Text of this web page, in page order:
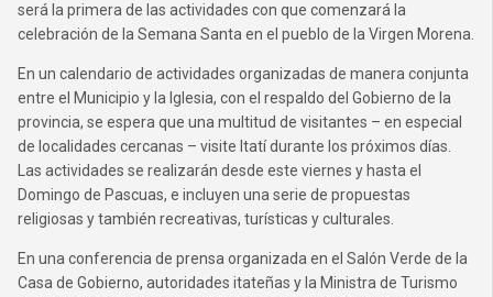
será la primera de las actividades con que comenzará la
celebración de la Semana Santa en el pueblo de la Virgen Morena.
En un calendario de actividades organizadas de manera conjunta
entre el Municipio y la Iglesia, con el respaldo del Gobierno de la
provincia, se espera que una multitud de visitantes – en especial
de localidades cercanas – visite Itatí durante los próximos días.
Las actividades se realizarán desde este viernes y hasta el
Domingo de Pascuas, e incluyen una serie de propuestas
religiosas y también recreativas, turísticas y culturales.
En una conferencia de prensa organizada en el Salón Verde de la
Casa de Gobierno, autoridades itateñas y la Ministra de Turismo